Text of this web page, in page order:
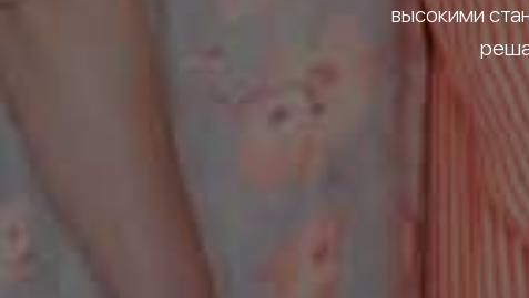
высокими